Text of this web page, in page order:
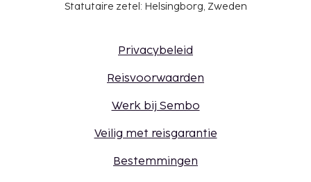
Statutaire zetel: Helsingborg, Zweden
Privacybeleid
Reisvoorwaarden
Werk bij Sembo
Veilig met reisgarantie
Bestemmingen